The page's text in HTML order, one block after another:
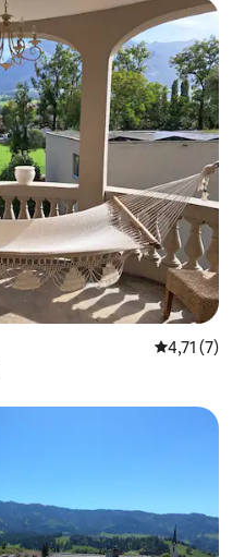
4,71 de
4,71 (7)